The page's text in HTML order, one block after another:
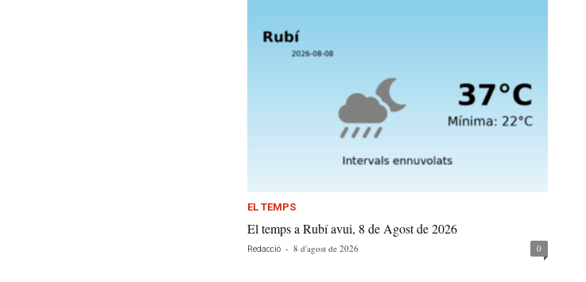
EL TEMPS
El temps a Rubí avui, 8 de Agost de 2026
Redacció - 8 d'agost de 2026 0